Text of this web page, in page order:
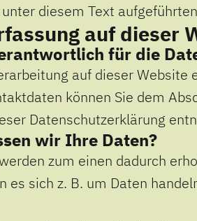
diesem Text
auf dieser
für die
auf dieser Website
können Sie dem
Datenschutzerklärung
wir Ihre Daten?
zum einen dadurch
es sich z. B. um Daten